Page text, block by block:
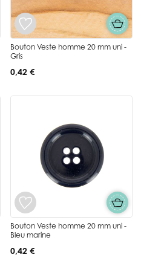
Bouton Veste homme 20 mm uni -
Gris
0,42 €
Bouton Veste homme 20 mm uni -
Bleu marine
0,42 €